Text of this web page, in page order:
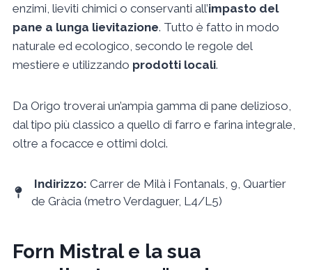
enzimi, lieviti chimici o conservanti all’impasto del
pane a lunga lievitazione. Tutto è fatto in modo
naturale ed ecologico, secondo le regole del
mestiere e utilizzando prodotti locali.
Da Origo troverai un’ampia gamma di pane delizioso,
dal tipo più classico a quello di farro e farina integrale,
oltre a focacce e ottimi dolci.
Indirizzo: Carrer de Milà i Fontanals, 9, Quartier
de Gràcia (metro Verdaguer, L4/L5)
Forn Mistral e la sua